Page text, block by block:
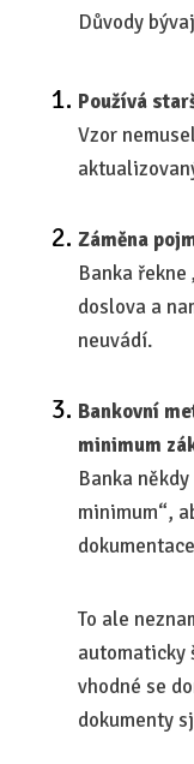
Důvody
Používá
Vzor
Záměna
Banka
doslova a
neuvádí.
Bankovní
minimum
Banka
minimum“,
To ale
automaticky
vhodné se
dokumenty